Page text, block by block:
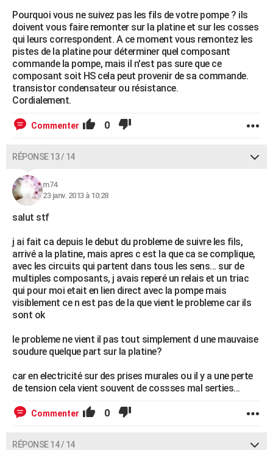
Pourquoi vous ne suivez pas les fils de votre pompe ? ils
doivent vous faire remonter sur la platine et sur les cosses
qui leurs correspondent. A ce moment vous remontez les
pistes de la platine pour déterminer quel composant
commande la pompe, mais il n'est pas sure que ce
composant soit HS cela peut provenir de sa commande.
transistor condensateur ou résistance.
Cordialement.
Commenter 0
RÉPONSE 13 / 14
m74
23 janv. 2013 à 10:28
salut stf
j ai fait ca depuis le debut du probleme de suivre les fils,
arrivé a la platine, mais apres c est la que ca se complique,
avec les circuits qui partent dans tous les sens... sur de
multiples composants, j avais reperé un relais et un triac
qui pour moi etait en lien direct avec la pompe mais
visiblement ce n est pas de la que vient le probleme car ils
sont ok
le probleme ne vient il pas tout simplement d une mauvaise
soudure quelque part sur la platine?
car en electricité sur des prises murales ou il y a une perte
de tension cela vient souvent de cossses mal serties...
Commenter 0
RÉPONSE 14 / 14